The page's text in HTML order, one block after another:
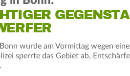
wurde am Vormittag wegen
sperrte das Gebiet ab,